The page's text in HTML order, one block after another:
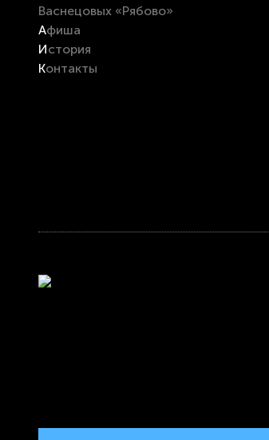
Васнецовых «Рябово»
Афиша
История
Контакты